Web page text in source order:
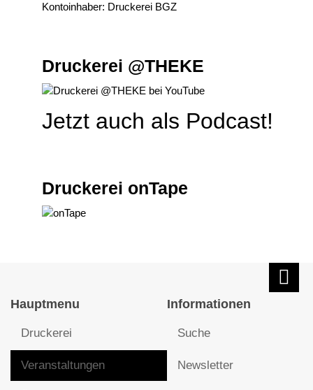
Kontoinhaber: Druckerei BGZ
Druckerei @THEKE
Jetzt auch als Podcast!
Druckerei onTape
Hauptmenu
Druckerei
Veranstaltungen
Informationen
Suche
Newsletter